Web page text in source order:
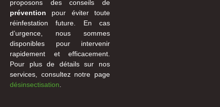
proposons des conseils de
prévention pour éviter toute
réinfestation future. En cas
d’urgence, nous sommes
disponibles pour intervenir
rapidement et efficacement.
Pour plus de détails sur nos
services, consultez notre page
désinsectisation